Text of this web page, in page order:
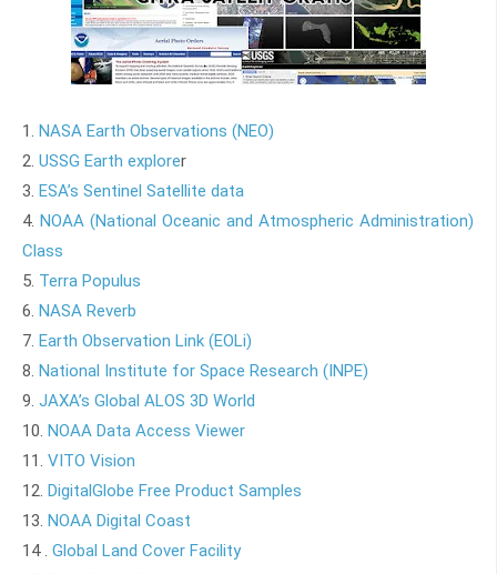
1. NASA Earth Observations (NEO)
2. USSG Earth explorer
3. ESA’s Sentinel Satellite data
4. NOAA (National Oceanic and Atmospheric Administration)
Class
5. Terra Populus
6. NASA Reverb
7. Earth Observation Link (EOLi)
8. National Institute for Space Research (INPE)
9. JAXA’s Global ALOS 3D World
10. NOAA Data Access Viewer
11. VITO Vision
12. DigitalGlobe Free Product Samples
13. NOAA Digital Coast
14 . Global Land Cover Facility